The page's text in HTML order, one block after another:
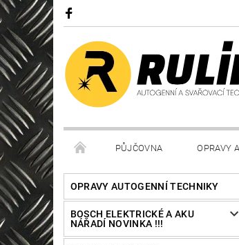
PŮJČOVNA OPRAVY
OPRAVY AUTOGENNÍ TECHNIKY
BOSCH ELEKTRICKÉ A AKU
NÁŘADÍ NOVINKA !!!